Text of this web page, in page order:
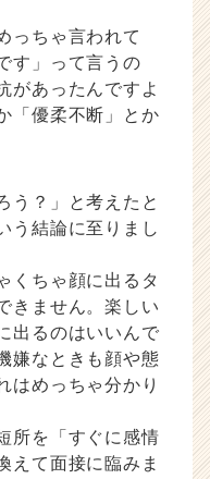
っちゃ言われて
す」って言うの
があったんですよ
「優柔不断」とか
う？」と考えたと
う結論に至りまし
くちゃ顔に出るタ
きません。楽しい
出るのはいいんで
嫌なときも顔や態
はめっちゃ分かり
所を「すぐに感情
えて面接に臨みま